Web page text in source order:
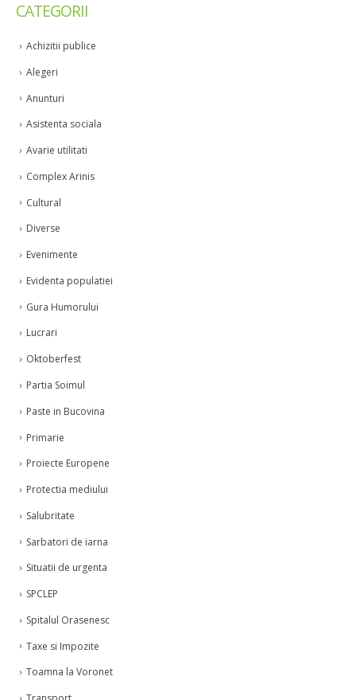
CATEGORII
Achizitii publice
Alegeri
Anunturi
Asistenta sociala
Avarie utilitati
Complex Arinis
Cultural
Diverse
Evenimente
Evidenta populatiei
Gura Humorului
Lucrari
Oktoberfest
Partia Soimul
Paste in Bucovina
Primarie
Proiecte Europene
Protectia mediului
Salubritate
Sarbatori de iarna
Situatii de urgenta
SPCLEP
Spitalul Orasenesc
Taxe si Impozite
Toamna la Voronet